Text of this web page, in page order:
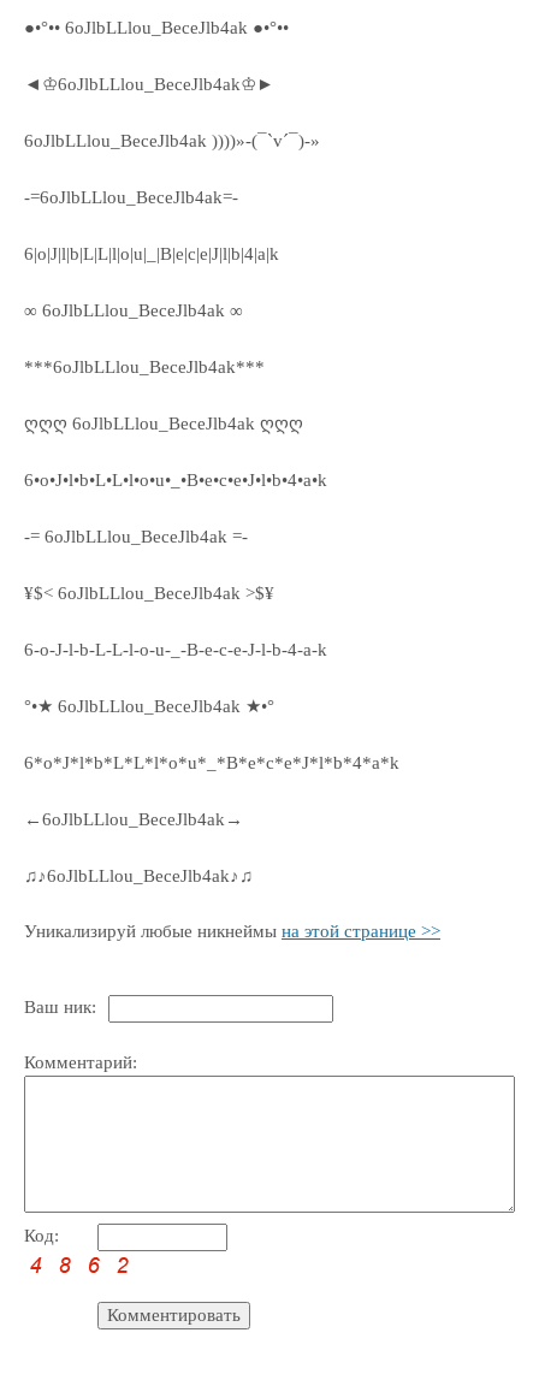
●•°•• 6oJlbLLlou_BeceJlb4ak ●•°••
◄♔6oJlbLLlou_BeceJlb4ak♔►
6oJlbLLlou_BeceJlb4ak ))))»-(¯`v´¯)-»
-=6oJlbLLlou_BeceJlb4ak=-
6|o|J|l|b|L|L|l|o|u|_|B|e|c|e|J|l|b|4|a|k
∞ 6oJlbLLlou_BeceJlb4ak ∞
***6oJlbLLlou_BeceJlb4ak***
ღღღ 6oJlbLLlou_BeceJlb4ak ღღღ
6•o•J•l•b•L•L•l•o•u•_•B•e•c•e•J•l•b•4•a•k
-= 6oJlbLLlou_BeceJlb4ak =-
¥$< 6oJlbLLlou_BeceJlb4ak >$¥
6-o-J-l-b-L-L-l-o-u-_-B-e-c-e-J-l-b-4-a-k
°•★ 6oJlbLLlou_BeceJlb4ak ★•°
6*o*J*l*b*L*L*l*o*u*_*B*e*c*e*J*l*b*4*a*k
←6oJlbLLlou_BeceJlb4ak→
♫♪6oJlbLLlou_BeceJlb4ak♪♫
Уникализируй любые никнеймы на этой странице >>
Ваш ник:
Комментарий:
Код: